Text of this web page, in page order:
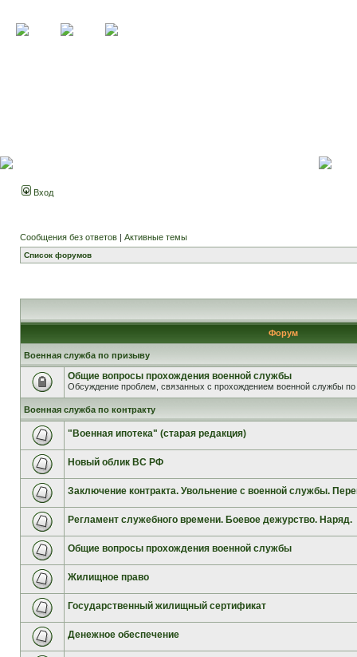
Вход
Сообщения без ответов | Активные темы
Список форумов
Форум
Военная служба по призыву
Общие вопросы прохождения военной службы
Обсуждение проблем, связанных с прохождением военной службы по
Военная служба по контракту
"Военная ипотека" (старая редакция)
Новый облик ВС РФ
Заключение контракта. Увольнение с военной службы.
Регламент служебного времени. Боевое дежурство. Наряд.
Общие вопросы прохождения военной службы
Жилищное право
Государственный жилищный сертификат
Денежное обеспечение